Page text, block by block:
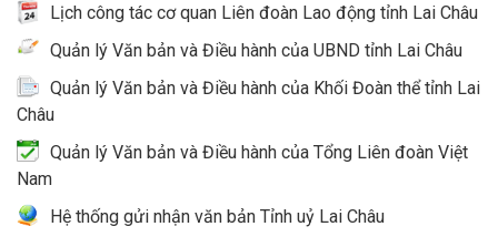
Lịch công tác cơ quan Liên đoàn Lao động tỉnh Lai Châu
Quản lý Văn bản và Điều hành của UBND tỉnh Lai Châu
Quản lý Văn bản và Điều hành của Khối Đoàn thể tỉnh Lai
Châu
Quản lý Văn bản và Điều hành của Tổng Liên đoàn Việt
Nam
Hệ thống gửi nhận văn bản Tỉnh uỷ Lai Châu